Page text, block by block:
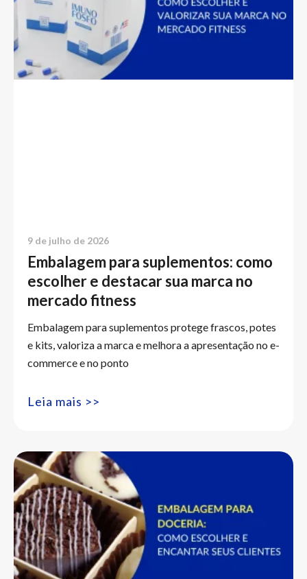
Embalagem para suplementos: como
escolher e destacar sua marca no
mercado fitness
9 de julho de 2026
Embalagem para suplementos protege frascos, potes
e kits, valoriza a marca e melhora a apresentação no e-
commerce e no ponto
Leia mais >>